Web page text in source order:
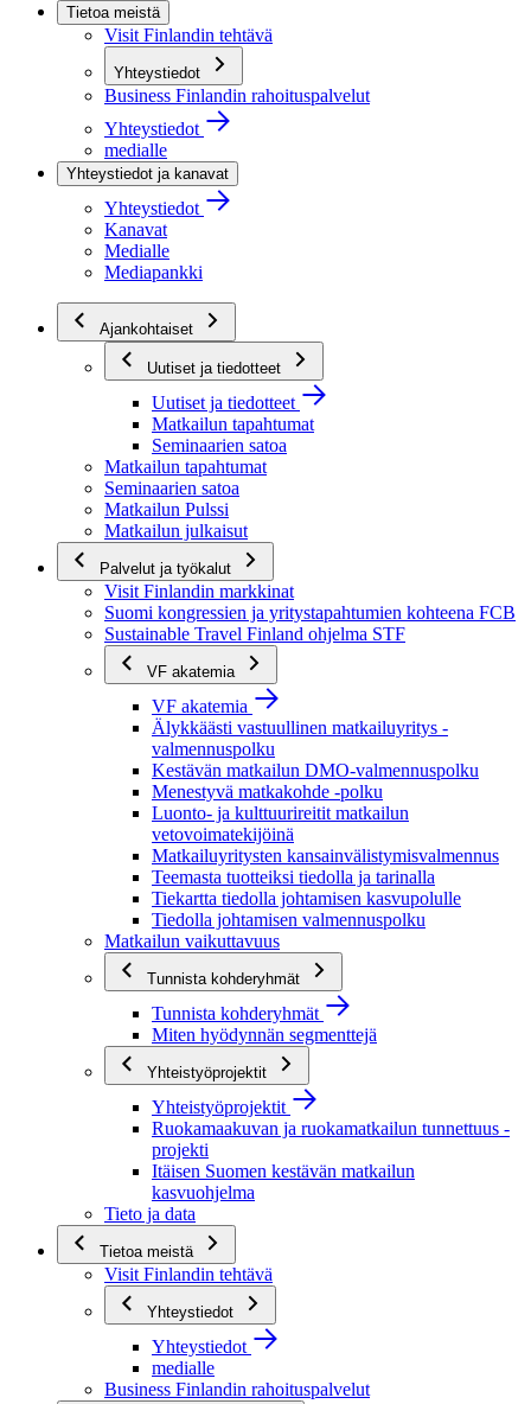
Tietoa meistä
Visit Finlandin tehtävä
Yhteystiedot
Business Finlandin rahoituspalvelut
Yhteystiedot
medialle
Yhteystiedot ja kanavat
Yhteystiedot
Kanavat
Medialle
Mediapankki
Ajankohtaiset
Uutiset ja tiedotteet
Uutiset ja tiedotteet
Matkailun tapahtumat
Seminaarien satoa
Matkailun tapahtumat
Seminaarien satoa
Matkailun Pulssi
Matkailun julkaisut
Palvelut ja työkalut
Visit Finlandin markkinat
Suomi kongressien ja yritystapahtumien kohteena FCB
Sustainable Travel Finland ohjelma STF
VF akatemia
VF akatemia
Älykkäästi vastuullinen matkailuyritys -
valmennuspolku
Kestävän matkailun DMO-valmennuspolku
Menestyvä matkakohde -polku
Luonto- ja kulttuurireitit matkailun
vetovoimatekijöinä
Matkailuyritysten kansainvälistymisvalmennus
Teemasta tuotteiksi tiedolla ja tarinalla
Tiekartta tiedolla johtamisen kasvupolulle
Tiedolla johtamisen valmennuspolku
Matkailun vaikuttavuus
Tunnista kohderyhmät
Tunnista kohderyhmät
Miten hyödynnän segmenttejä
Yhteistyöprojektit
Yhteistyöprojektit
Ruokamaakuvan ja ruokamatkailun tunnettuus -
projekti
Itäisen Suomen kestävän matkailun
kasvuohjelma
Tieto ja data
Tietoa meistä
Visit Finlandin tehtävä
Yhteystiedot
Yhteystiedot
medialle
Business Finlandin rahoituspalvelut